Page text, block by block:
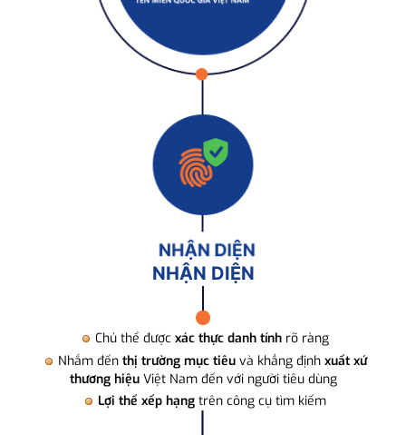
NHẬN DIỆN
Chủ thể được xác thực danh tính rõ ràng
Nhắm đến thị trường mục tiêuvà khẳng định xuất xứ
thương hiệuViệt Nam đến với người tiêu dùng
Lợi thế xếp hạng trên công cụ tìm kiếm